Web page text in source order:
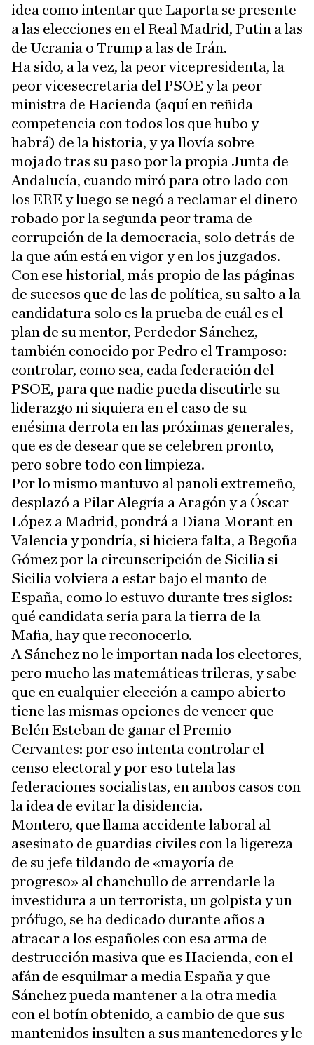
idea como intentar que Laporta se presente
a las elecciones en el Real Madrid, Putin a las
de Ucrania o Trump a las de Irán.
Ha sido, a la vez, la peor vicepresidenta, la
peor vicesecretaria del PSOE y la peor
ministra de Hacienda (aquí en reñida
competencia con todos los que hubo y
habrá) de la historia, y ya llovía sobre
mojado tras su paso por la propia Junta de
Andalucía, cuando miró para otro lado con
los ERE y luego se negó a reclamar el dinero
robado por la segunda peor trama de
corrupción de la democracia, solo detrás de
la que aún está en vigor y en los juzgados.
Con ese historial, más propio de las páginas
de sucesos que de las de política, su salto a la
candidatura solo es la prueba de cuál es el
plan de su mentor, Perdedor Sánchez,
también conocido por Pedro el Tramposo:
controlar, como sea, cada federación del
PSOE, para que nadie pueda discutirle su
liderazgo ni siquiera en el caso de su
enésima derrota en las próximas generales,
que es de desear que se celebren pronto,
pero sobre todo con limpieza.
Por lo mismo mantuvo al panoli extremeño,
desplazó a Pilar Alegría a Aragón y a Óscar
López a Madrid, pondrá a Diana Morant en
Valencia y pondría, si hiciera falta, a Begoña
Gómez por la circunscripción de Sicilia si
Sicilia volviera a estar bajo el manto de
España, como lo estuvo durante tres siglos:
qué candidata sería para la tierra de la
Mafia, hay que reconocerlo.
A Sánchez no le importan nada los electores,
pero mucho las matemáticas trileras, y sabe
que en cualquier elección a campo abierto
tiene las mismas opciones de vencer que
Belén Esteban de ganar el Premio
Cervantes: por eso intenta controlar el
censo electoral y por eso tutela las
federaciones socialistas, en ambos casos con
la idea de evitar la disidencia.
Montero, que llama accidente laboral al
asesinato de guardias civiles con la ligereza
de su jefe tildando de «mayoría de
progreso» al chanchullo de arrendarle la
investidura a un terrorista, un golpista y un
prófugo, se ha dedicado durante años a
atracar a los españoles con esa arma de
destrucción masiva que es Hacienda, con el
afán de esquilmar a media España y que
Sánchez pueda mantener a la otra media
con el botín obtenido, a cambio de que sus
mantenidos insulten a sus mantenedores y le